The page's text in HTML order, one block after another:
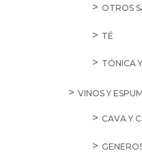
OTROS
TÉ
TÓNICA
VINOS Y
CAVA Y